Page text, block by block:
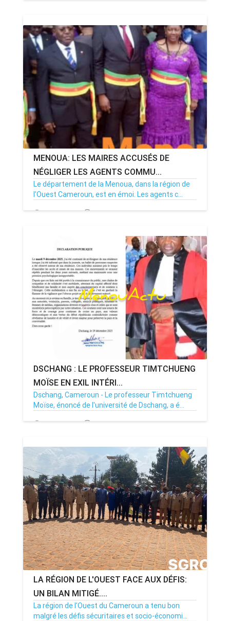
MENOUA: LES MAIRES ACCUSÉS DE
NÉGLIGER LES AGENTS COMMU...
Le département de la Menoua, dans la région de
l'Ouest Cameroun, est en émoi. Les agents c...
23/12/25 Par MenouActu 0
DSCHANG : LE PROFESSEUR TIMTCHUENG
MOÏSE EN EXIL INTÉRI...
Dschang, Cameroun - Le professeur Timtchueng
Moïse, énoncé de l'université de Dschang, a é...
20/12/25 Par MenouActu 0
LA RÉGION DE L'OUEST FACE AUX DÉFIS:
UN BILAN MITIGÉ....
La région de l'Ouest du Cameroun a tenu bon
malgré les défis sécuritaires et socio-économi...